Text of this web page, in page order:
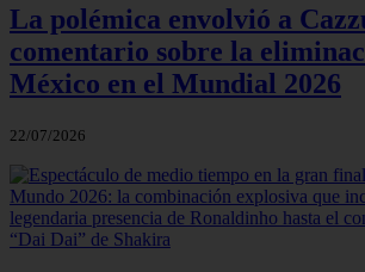
La polémica envolvió a
comentario sobre la
México en el Mundial 2026
22/07/2026